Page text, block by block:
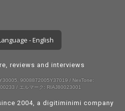
- English
reviews and interviews
9008872005Y37019 / NexTone:
/ エルマーク: RIAJ80023001
2004, a digitiminimi company